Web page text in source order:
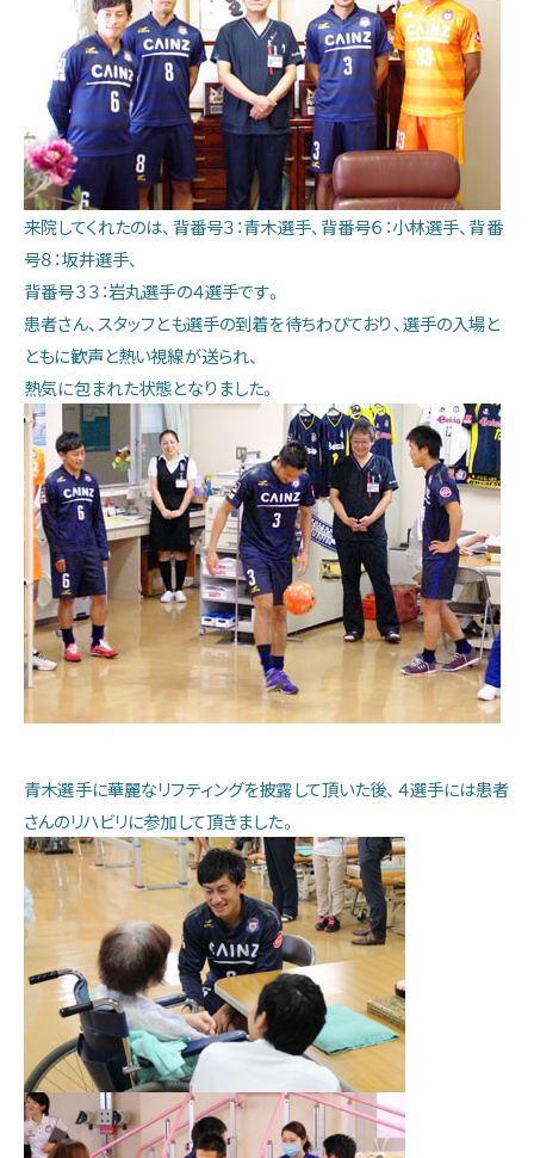
お問い合わせ
アクセス
お知らせ
来院してくれたのは、背番号３：青木選手、背番号６：小林選手、背番
号８：坂井選手、
背番号３３：岩丸選手の４選手です。
患者さん、スタッフとも選手の到着を待ちわびており、選手の入場と
ともに歓声と熱い視線が送られ、
熱気に包まれた状態となりました。
青木選手に華麗なリフティングを披露して頂いた後、４選手には患者
さんのリハビリに参加して頂きました。